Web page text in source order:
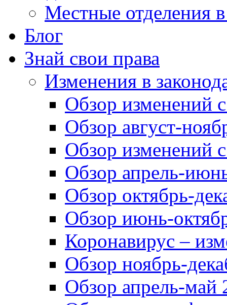
Местные отделения
Блог
Знай свои права
Изменения в
Обзор изменений
Обзор август-
Обзор изменений
Обзор апрель-
Обзор октябрь-
Обзор июнь-
Коронавирус –
Обзор ноябрь-
Обзор апрель-май